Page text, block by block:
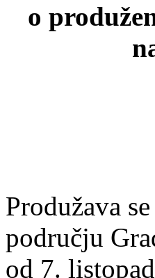
o
Produžava
području
od 7.